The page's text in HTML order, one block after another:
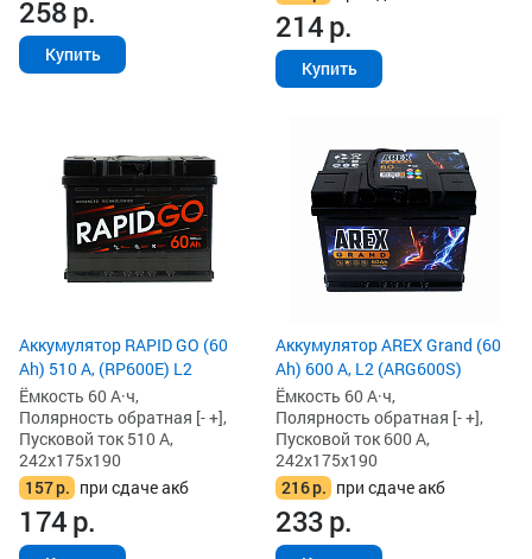
258р.
Купить
214р.
Купить
Аккумулятор RAPID GO (60
Ah) 510 А, (RP600E) L2
Ёмкость 60 А·ч,
Полярность обратная [- +],
Пусковой ток 510 А,
242x175x190
157р. при сдаче акб
174р.
Аккумулятор AREX Grand (60
Ah) 600 А, L2 (ARG600S)
Ёмкость 60 А·ч,
Полярность обратная [- +],
Пусковой ток 600 А,
242x175x190
216р. при сдаче акб
233р.